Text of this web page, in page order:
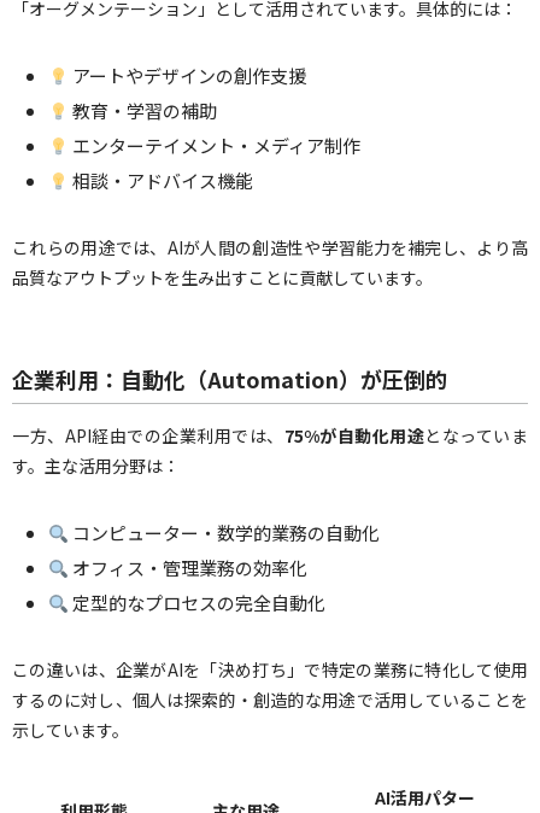
「オーグメンテーション」として活用されています。具体的には：
アートやデザインの創作支援
教育・学習の補助
エンターテイメント・メディア制作
相談・アドバイス機能
これらの用途では、AIが人間の創造性や学習能力を補完し、より高
品質なアウトプットを生み出すことに貢献しています。
企業利用：自動化（Automation）が圧倒的
一方、API経由での企業利用では、 75%が自動化用途となっていま
す。主な活用分野は：
コンピューター・数学的業務の自動化
オフィス・管理業務の効率化
定型的なプロセスの完全自動化
この違いは、企業がAIを「決め打ち」で特定の業務に特化して使用
するのに対し、個人は探索的・創造的な用途で活用していることを
示しています。
AI活用パター